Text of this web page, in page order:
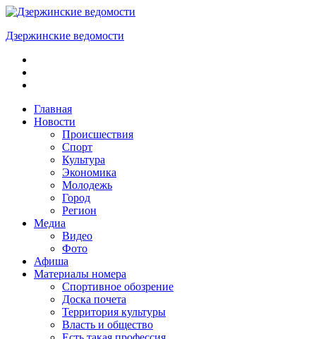
Skip
content
Дзержинские ведомости
ОБЩЕСТВЕННО-
ПОЛИТИЧЕСКАЯ
ГАЗЕТАГлавная
Новости
Происшествия
Спорт
Культура
Экономика
Молодежь
Город
Регион
Медиа
Видео
Фото
Афиша
Материалы номера
Спортивное обозрение
Доска почета
Территория культуры
Власть и общество